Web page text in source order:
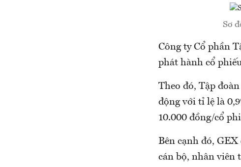
Sơ
Công ty Cổ phần
phát hành cổ
Theo đó, Tập
động với tỉ lệ là
10.000 đồng/cổ
Bên cạnh đó, GEX
cán bộ, nhân viên